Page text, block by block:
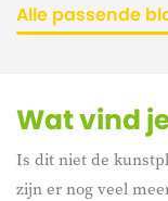
Alle passende
Wat vind
Is dit niet de
zijn er nog veel